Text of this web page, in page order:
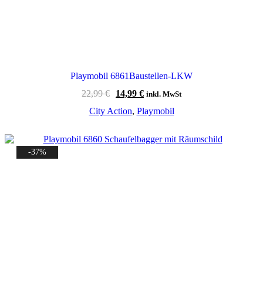
Playmobil 6861Baustellen-LKW
22,99€
Ursprünglicher
war:
14,99 €Aktueller
ist:
inkl. MwSt
City Action, Playmobil
-37%